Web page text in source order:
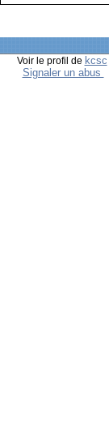
Voir le profil de kcsc
Signaler un abus